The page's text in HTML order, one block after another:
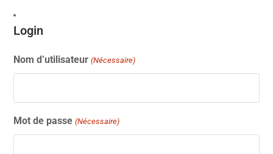
Login
Nom d’utilisateur (Nécessaire)
Mot de passe (Nécessaire)